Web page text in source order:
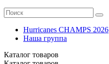
Hurricanes CHAMPS 2026
Наша группа
Каталог товаров